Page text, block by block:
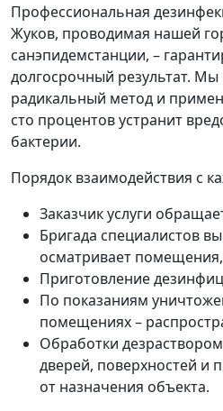
Профессиональная
Жуков, проводимая нашей
санэпидемстанции, –
долгосрочный результат.
радикальный метод и
сто процентов устранит
бактерии.
Порядок взаимодействия с
Заказчик услуги
Бригада специалистов
осматривает
Приготовление
По показаниям
помещениях –
Обработки дезраствором
дверей, поверхностей и
от назначения объекта.